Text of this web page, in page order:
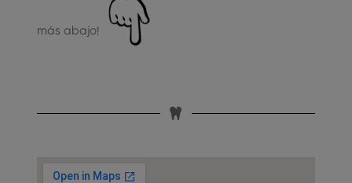
más abajo!